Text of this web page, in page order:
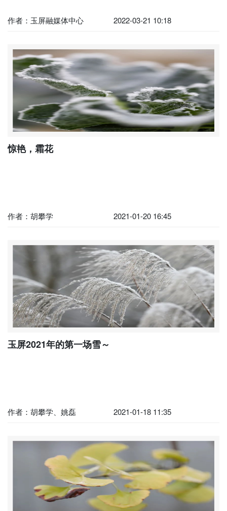
作者：玉屏融媒体中心 2022-03-21 10:18
惊艳，霜花
作者：胡攀学 2021-01-20 16:45
玉屏2021年的第一场雪～
作者：胡攀学、姚磊 2021-01-18 11:35